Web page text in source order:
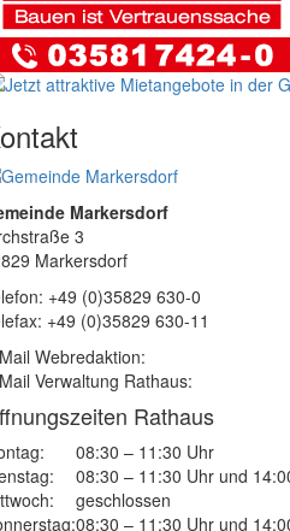
Markersdorf
3
Markersdorf
+49 (0)35829 630-0
+49 (0)35829 630-11
Webredaktion:
Verwaltung Rathaus:
Rathaus
08:30 – 11:30 Uhr
08:30 – 11:30 Uhr und
geschlossen
08:30 – 11:30 Uhr und